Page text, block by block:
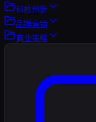
科技创新
品牌营销
商业策略